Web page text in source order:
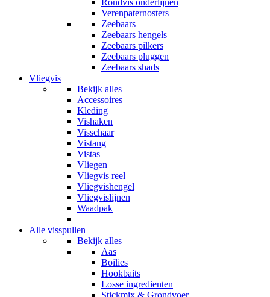
Rondvis onderlijnen
Verenpaternosters
Zeebaars
Zeebaars hengels
Zeebaars pilkers
Zeebaars pluggen
Zeebaars shads
Vliegvis
Bekijk alles
Accessoires
Kleding
Vishaken
Visschaar
Vistang
Vistas
Vliegen
Vliegvis reel
Vliegvishengel
Vliegvislijnen
Waadpak
Alle visspullen
Bekijk alles
Aas
Boilies
Hookbaits
Losse ingredienten
Stickmix & Grondvoer